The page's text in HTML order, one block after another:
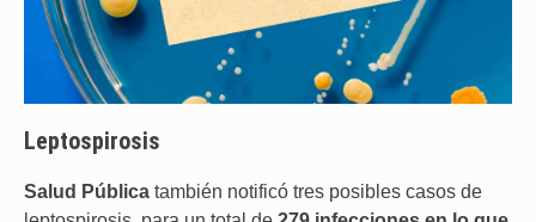
Leptospirosis
Salud Pública también notificó tres posibles casos de